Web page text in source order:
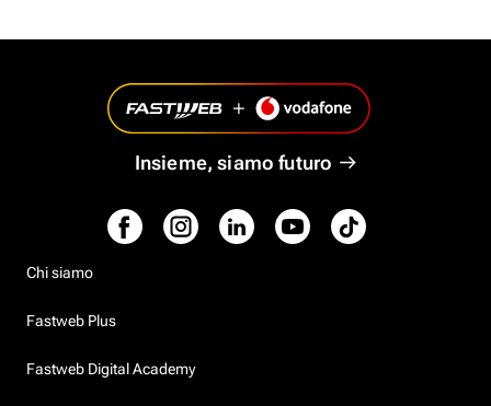
Insieme, siamo futuro
Chi siamo
Fastweb Plus
Fastweb Digital Academy